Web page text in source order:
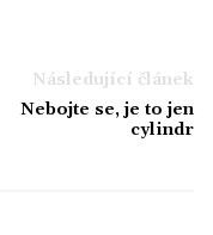
Následující článek
Nebojte se, je to jen
cylindr